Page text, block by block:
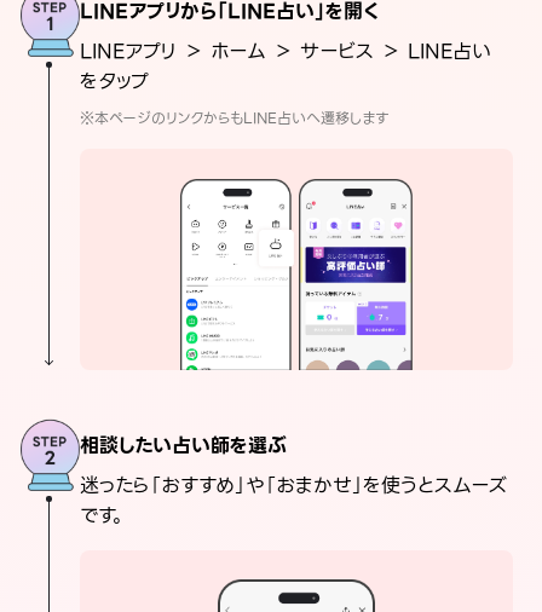
LINEアプリから「LINE占い」を開く
LINEアプリ ＞ ホーム ＞ サービス ＞ LINE占い
をタップ
※本ページのリンクからもLINE占いへ遷移します
相談したい占い師を選ぶ
迷ったら「おすすめ」や「おまかせ」を使うとスムーズ
です。